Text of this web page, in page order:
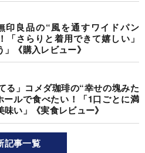
印良品の“風を通すワイドパン
さらりと着用できて嬉しい」
」《購入レビュー》
る」コメダ珈琲の“幸せの塊みた
ルで食べたい！「1口ごとに満
い」《実食レビュー》
記事一覧